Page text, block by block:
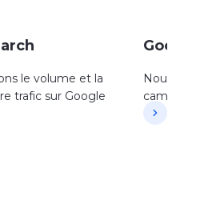
le volume et la
trafic sur Google
Google
Nous
de vente